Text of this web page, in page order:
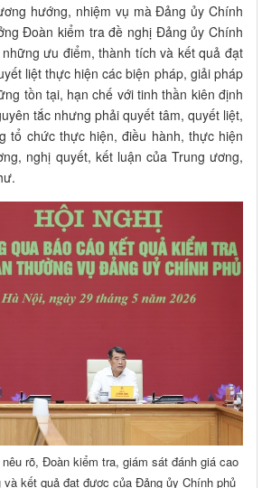
hướng, nhiệm vụ mà Đảng ủy Chính
Đoàn kiểm tra đề nghị Đảng ủy Chính
ưu điểm, thành tích và kết quả đạt
liệt thực hiện các biện pháp, giải pháp
tồn tại, hạn chế với tinh thần kiên định
tắc nhưng phải quyết tâm, quyết liệt,
tổ chức thực hiện, điều hành, thực hiện
nghị quyết, kết luận của Trung ương,
rõ, Đoàn kiểm tra, giám sát đánh giá cao
kết quả đạt được của Đảng ủy Chính phủ